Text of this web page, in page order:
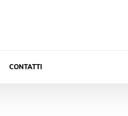
CONTATTI